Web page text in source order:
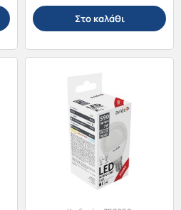
Στο καλάθι